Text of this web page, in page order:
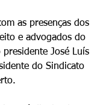
as presenças dos
e advogados do
José Luís
do Sindicato